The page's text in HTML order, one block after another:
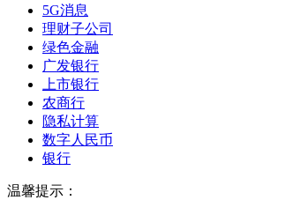
5G消息
理财子公司
绿色金融
广发银行
上市银行
农商行
隐私计算
数字人民币
银行
温馨提示：